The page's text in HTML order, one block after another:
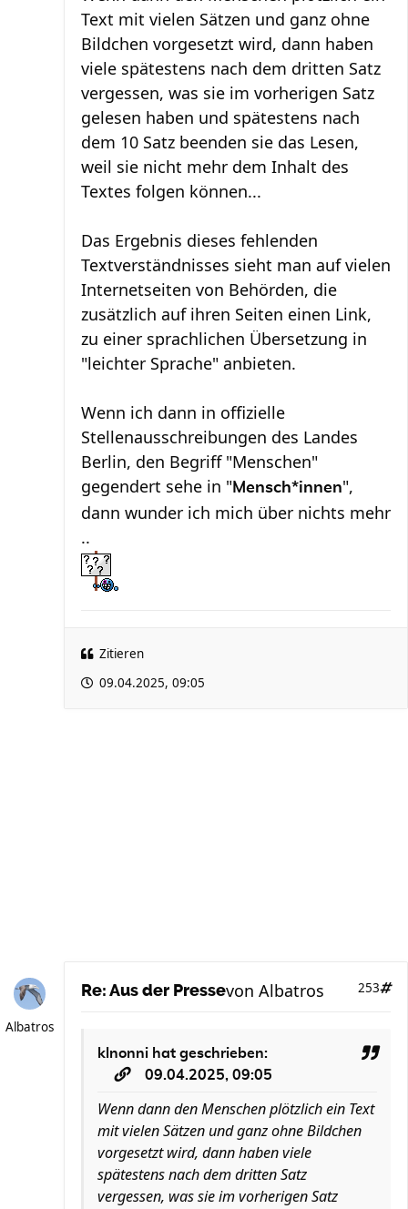
Text mit vielen Sätzen und ganz ohne
Bildchen vorgesetzt wird, dann haben
viele spätestens nach dem dritten Satz
vergessen, was sie im vorherigen Satz
gelesen haben und spätestens nach
dem 10 Satz beenden sie das Lesen,
weil sie nicht mehr dem Inhalt des
Textes folgen können...
Das Ergebnis dieses fehlenden
Textverständnisses sieht man auf vielen
Internetseiten von Behörden, die
zusätzlich auf ihren Seiten einen Link,
zu einer sprachlichen Übersetzung in
"leichter Sprache" anbieten.
Wenn ich dann in offizielle
Stellenausschreibungen des Landes
Berlin, den Begriff "Menschen"
gegendert sehe in "Mensch*innen",
dann wunder ich mich über nichts mehr
..
Zitieren
09.04.2025, 09:05
Albatros
Re: Aus der Presse 253
von Albatros
klnonni hat geschrieben:
09.04.2025, 09:05
Wenn dann den Menschen plötzlich ein Text
mit vielen Sätzen und ganz ohne Bildchen
vorgesetzt wird, dann haben viele
spätestens nach dem dritten Satz
vergessen, was sie im vorherigen Satz